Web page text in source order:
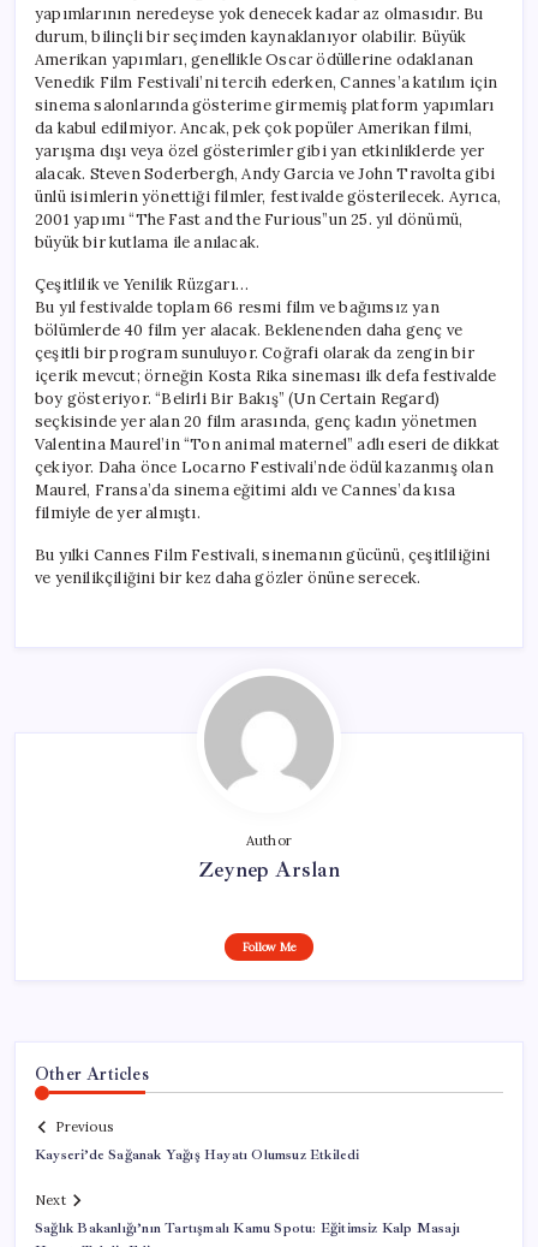
yapımlarının neredeyse yok denecek kadar az olmasıdır. Bu
durum, bilinçli bir seçimden kaynaklanıyor olabilir. Büyük
Amerikan yapımları, genellikle Oscar ödüllerine odaklanan
Venedik Film Festivali’ni tercih ederken, Cannes’a katılım için
sinema salonlarında gösterime girmemiş platform yapımları
da kabul edilmiyor. Ancak, pek çok popüler Amerikan filmi,
yarışma dışı veya özel gösterimler gibi yan etkinliklerde yer
alacak. Steven Soderbergh, Andy Garcia ve John Travolta gibi
ünlü isimlerin yönettiği filmler, festivalde gösterilecek. Ayrıca,
2001 yapımı “The Fast and the Furious”un 25. yıl dönümü,
büyük bir kutlama ile anılacak.
Çeşitlilik ve Yenilik Rüzgarı…
Bu yıl festivalde toplam 66 resmi film ve bağımsız yan
bölümlerde 40 film yer alacak. Beklenenden daha genç ve
çeşitli bir program sunuluyor. Coğrafi olarak da zengin bir
içerik mevcut; örneğin Kosta Rika sineması ilk defa festivalde
boy gösteriyor. “Belirli Bir Bakış” (Un Certain Regard)
seçkisinde yer alan 20 film arasında, genç kadın yönetmen
Valentina Maurel’in “Ton animal maternel” adlı eseri de dikkat
çekiyor. Daha önce Locarno Festivali’nde ödül kazanmış olan
Maurel, Fransa’da sinema eğitimi aldı ve Cannes’da kısa
filmiyle de yer almıştı.
Bu yılki Cannes Film Festivali, sinemanın gücünü, çeşitliliğini
ve yenilikçiliğini bir kez daha gözler önüne serecek.
Author
Zeynep Arslan
Follow Me
Other Articles
Previous
Kayseri’de Sağanak Yağış Hayatı Olumsuz Etkiledi
Next
Sağlık Bakanlığı’nın Tartışmalı Kamu Spotu: Eğitimsiz Kalp Masajı